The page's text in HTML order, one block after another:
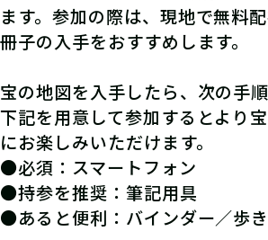
ます。参加の際は、現地で無料
冊子の入手をおすすめします。
宝の地図を入手したら、次の手
下記を用意して参加するとより
にお楽しみいただけます。
●必須：スマートフォン
●持参を推奨：筆記用具
●あると便利：バインダー／歩